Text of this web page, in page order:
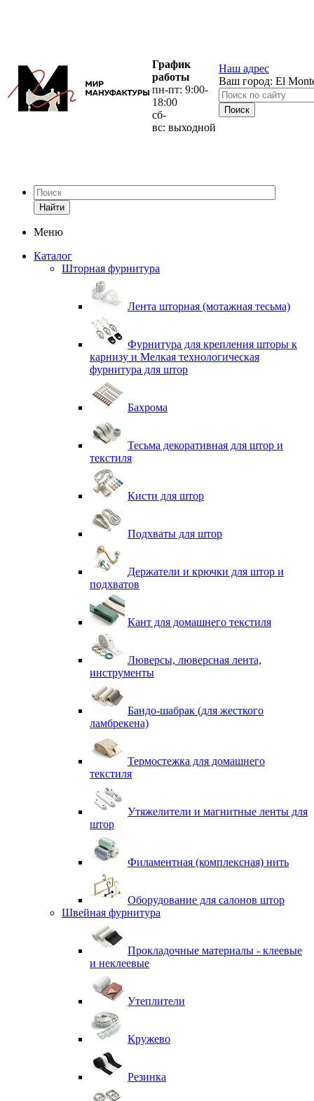
График
работы
пн-пт: 9:00-
18:00
сб-
вс: выходной
Наш адрес
Ваш город: El
Найти
Меню
Каталог
Шторная фурнитура
Лента шторная (мотажная тесьма)
Фурнитура для крепления шторы к
карнизу и Мелкая технологическая
фурнитура для штор
Бахрома
Тесьма декоративная для штор и
текстиля
Кисти для штор
Подхваты для штор
Держатели и крючки для штор и
подхватов
Кант для домашнего текстиля
Люверсы, люверсная лента,
инструменты
Бандо-шабрак (для жесткого
ламбрекена)
Термостежка для домашнего
текстиля
Утяжелители и магнитные ленты для
штор
Филаментная (комплексная) нить
Оборудование для салонов штор
Швейная фурнитура
Прокладочные материалы - клеевые
и неклеевые
Утеплители
Кружево
Резинка